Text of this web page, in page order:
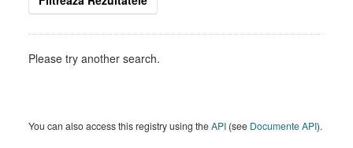
Please try another search.
You can also access this registry using theAPI (see Documente API).